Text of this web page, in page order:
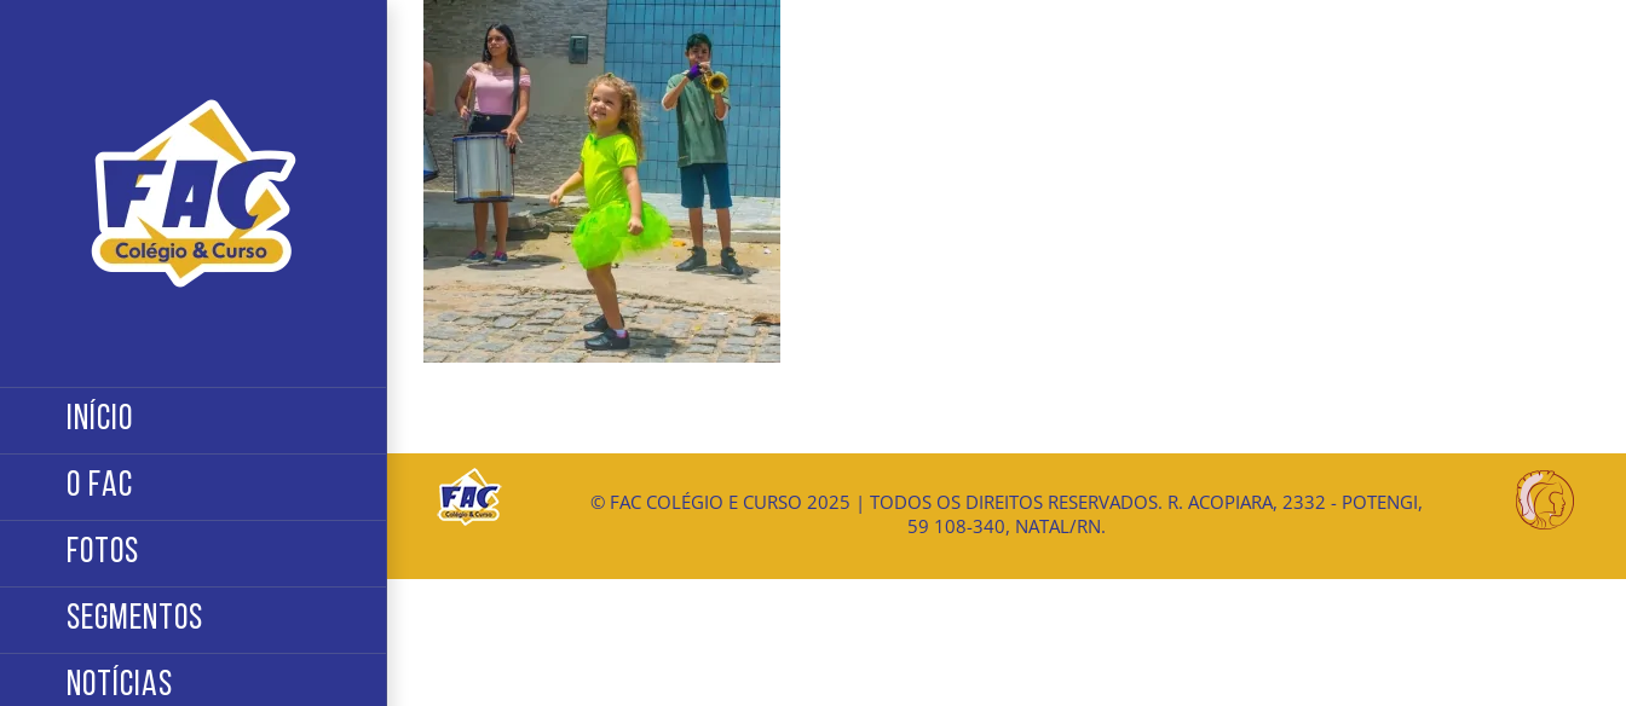
INÍCIO
O FAC
FOTOS
SEGMENTOS
NOTÍCIAS
© FAC COLÉGIO E CURSO 2025 | TODOS OS DIREITOS RESERVADOS. R. ACOPIARA, 2332 - POTENGI,
59 108-340, NATAL/RN.